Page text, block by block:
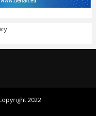
2022